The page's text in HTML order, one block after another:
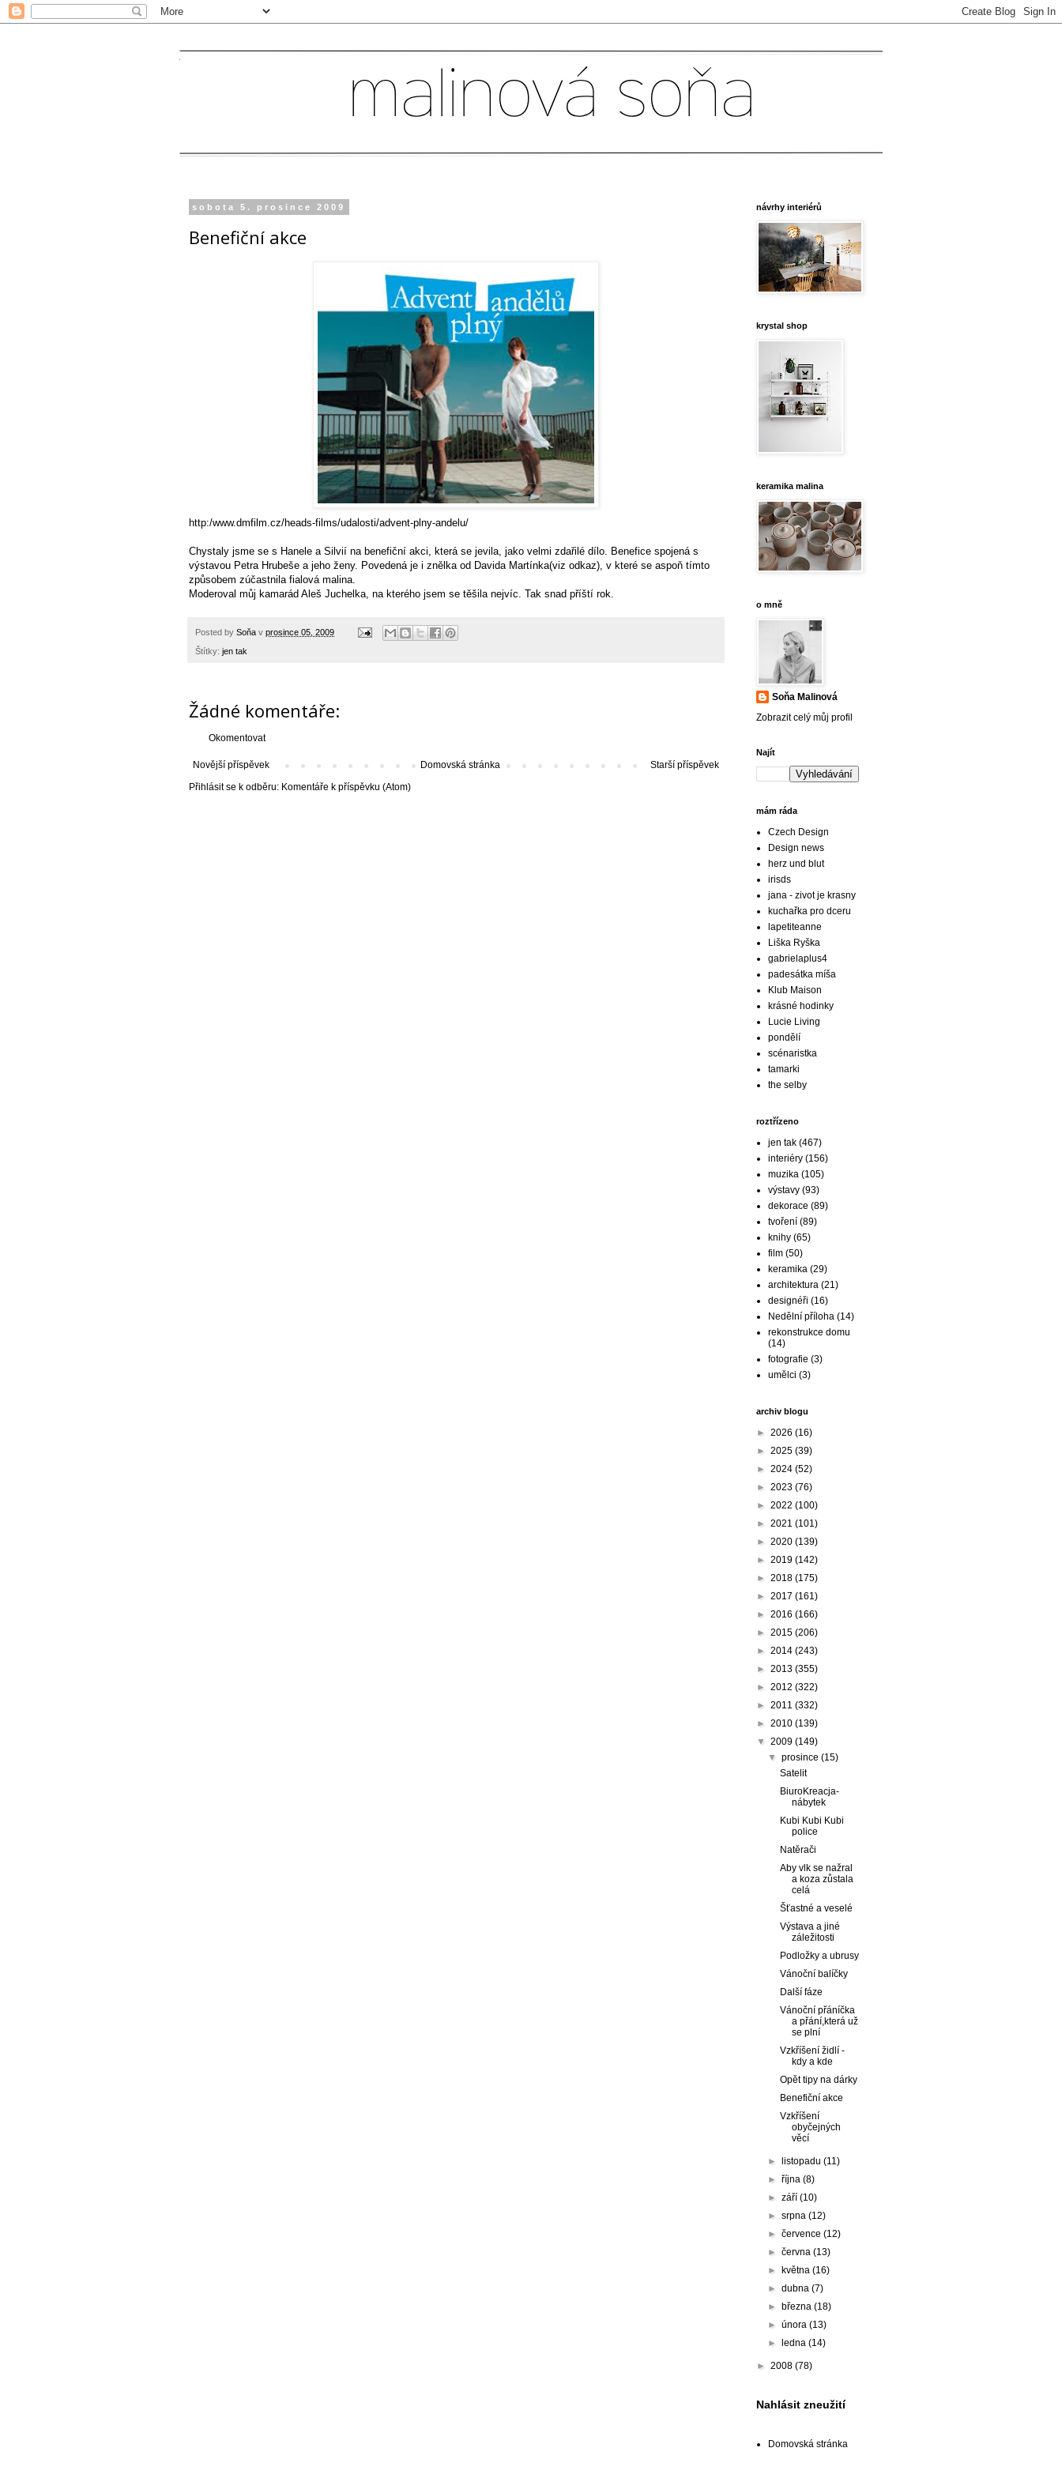
sobota 5. prosince 2009
Benefiční akce
http:/www.dmfilm.cz/heads-films/udalosti/advent-plny-andelu/
Chystaly jsme se s Hanele a Silvií na benefiční akci, která se jevila, jako velmi zdařilé dílo. Benefice spojená s
výstavou Petra Hrubeše a jeho ženy. Povedená je i znělka od Davida Martínka(viz odkaz), v které se aspoň tímto
způsobem zúčastnila fialová malina.
Moderoval můj kamarád Aleš Juchelka, na kterého jsem se těšila nejvíc. Tak snad příští rok.
Posted by Soňa v prosince 05, 2009
Štítky: jen tak
Žádné komentáře:
Okomentovat
Novější příspěvek Starší příspěvek
Domovská stránka
Přihlásit se k odběru: Komentáře k příspěvku (Atom)
návrhy interiérů
krystal shop
keramika malina
o mně
Soňa Malinová
Zobrazit celý můj profil
Najít
mám ráda
Czech Design
Design news
herz und blut
irisds
jana - zivot je krasny
kuchařka pro dceru
lapetiteanne
Liška Ryška
gabrielaplus4
padesátka míša
Klub Maison
krásné hodinky
Lucie Living
pondělí
scénaristka
tamarki
the selby
roztřízeno
jen tak (467)
interiéry (156)
muzika (105)
výstavy (93)
dekorace (89)
tvoření (89)
knihy (65)
film (50)
keramika (29)
architektura (21)
designéři (16)
Nedělní příloha (14)
rekonstrukce domu
(14)
fotografie (3)
umělci (3)
archiv blogu
► 2026 (16)
► 2025 (39)
► 2024 (52)
► 2023 (76)
► 2022 (100)
► 2021 (101)
► 2020 (139)
► 2019 (142)
► 2018 (175)
► 2017 (161)
► 2016 (166)
► 2015 (206)
► 2014 (243)
► 2013 (355)
► 2012 (322)
► 2011 (332)
► 2010 (139)
▼ 2009 (149)
▼prosince(15)
Satelit
BiuroKreacja-
nábytek
Kubi Kubi Kubi
police
Natěrači
Aby vlk se nažral
a koza zůstala
celá
Šťastné a veselé
Výstava a jiné
záležitosti
Podložky a ubrusy
Vánoční balíčky
Další fáze
Vánoční přáníčka
a přání,která už
se plní
Vzkříšení židlí -
kdy a kde
Opět tipy na dárky
Benefiční akce
Vzkříšení
obyčejných
věcí
► listopadu(11)
►října(8)
►září(10)
►srpna(12)
►července(12)
►června(13)
► května(16)
►dubna(7)
► března(18)
►února(13)
►
ledna(14)
► 2008 (78)
Nahlásit zneužití
Domovská stránka